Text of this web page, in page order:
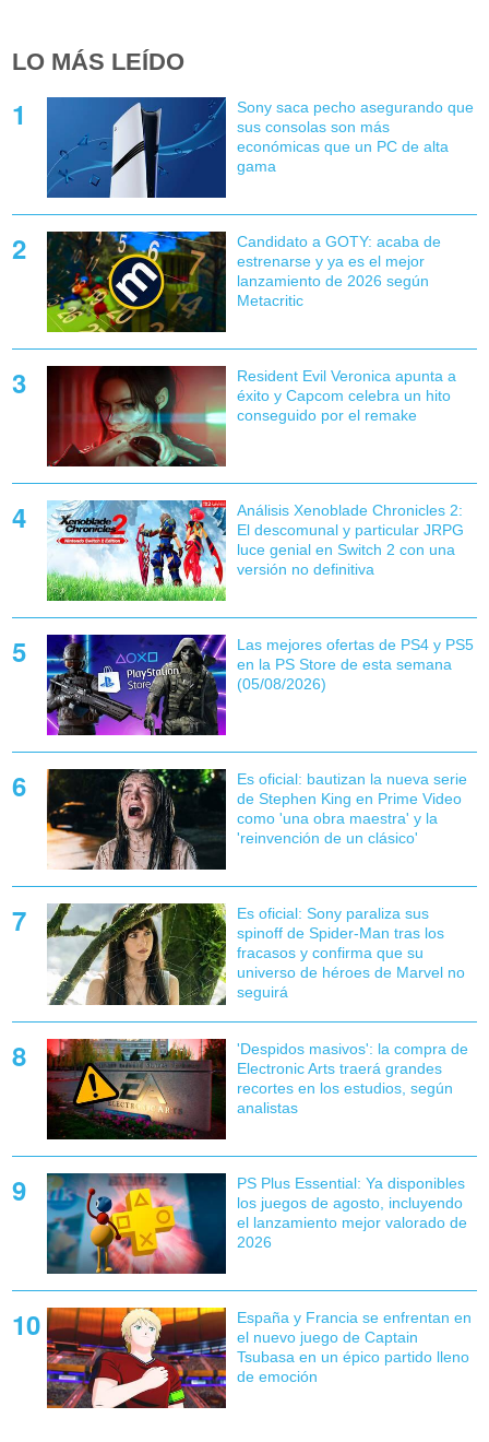
LO MÁS LEÍDO
Sony saca pecho asegurando que
sus consolas son más
económicas que un PC de alta
gama
Candidato a GOTY: acaba de
estrenarse y ya es el mejor
lanzamiento de 2026 según
Metacritic
Resident Evil Veronica apunta a
éxito y Capcom celebra un hito
conseguido por el remake
Análisis Xenoblade Chronicles 2:
El descomunal y particular JRPG
luce genial en Switch 2 con una
versión no definitiva
Las mejores ofertas de PS4 y PS5
en la PS Store de esta semana
(05/08/2026)
Es oficial: bautizan la nueva serie
de Stephen King en Prime Video
como 'una obra maestra' y la
'reinvención de un clásico'
Es oficial: Sony paraliza sus
spinoff de Spider-Man tras los
fracasos y confirma que su
universo de héroes de Marvel no
seguirá
'Despidos masivos': la compra de
Electronic Arts traerá grandes
recortes en los estudios, según
analistas
PS Plus Essential: Ya disponibles
los juegos de agosto, incluyendo
el lanzamiento mejor valorado de
2026
España y Francia se enfrentan en
el nuevo juego de Captain
Tsubasa en un épico partido lleno
de emoción